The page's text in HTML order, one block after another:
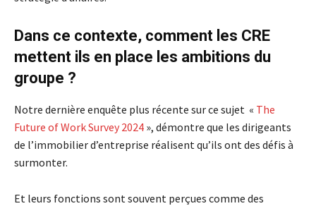
Dans ce contexte, comment les CRE
mettent ils en place les ambitions du
groupe ?
Notre dernière enquête plus récente sur ce sujet « The
Future of Work Survey 2024 », démontre que les dirigeants
de l’immobilier d’entreprise réalisent qu’ils ont des défis à
surmonter.
Et leurs fonctions sont souvent perçues comme des